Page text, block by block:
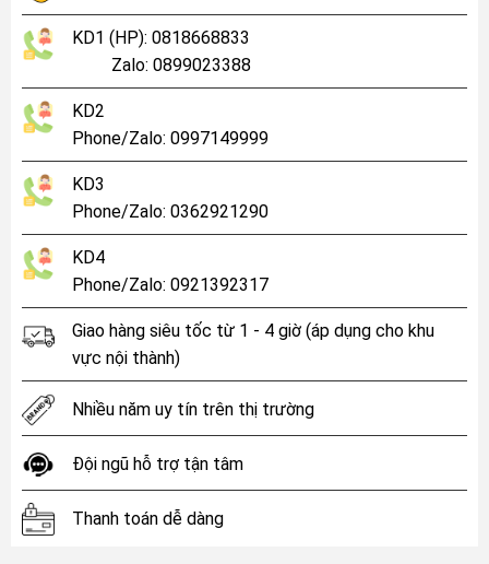
KD1 (HP): 0818668833
Zalo: 0899023388
KD2
Phone/Zalo: 0997149999
KD3
Phone/Zalo: 0362921290
KD4
Phone/Zalo: 0921392317
Giao hàng siêu tốc từ 1 - 4 giờ (áp dụng cho khu
vực nội thành)
Nhiều năm uy tín trên thị trường
Đội ngũ hỗ trợ tận tâm
Thanh toán dễ dàng